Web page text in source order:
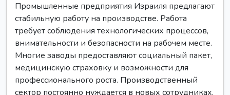
Промышленные предприятия Израиля предлагают
стабильную работу на производстве. Работа
требует соблюдения технологических процессов,
внимательности и безопасности на рабочем месте.
Многие заводы предоставляют социальный пакет,
медицинскую страховку и возможности для
профессионального роста. Производственный
сектор постоянно нуждается в новых сотрудниках.